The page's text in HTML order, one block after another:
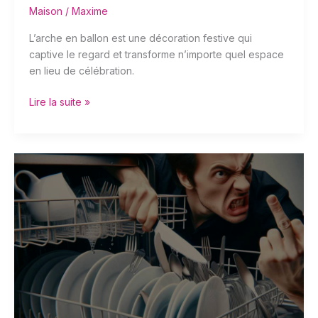
Maison / Maxime
L’arche en ballon est une décoration festive qui
captive le regard et transforme n’importe quel espace
en lieu de célébration.
Lire la suite »
Pourquoi
mon
lave-
vaisselle
ne
nettoie-
pas
correctement